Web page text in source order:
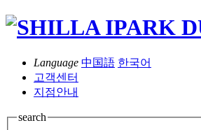
Language 中国語 한국어
고객센터
지점안내
search